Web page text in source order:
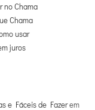
no Chama
Chama
usar
juros
e Fáceis de Fazerem